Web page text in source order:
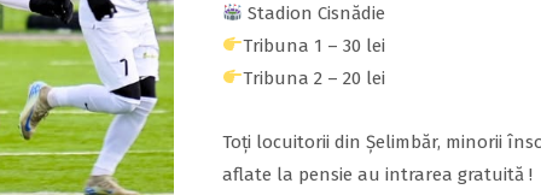
Stadion Cisnădie
Tribuna 1 – 30 lei
Tribuna 2 – 20 lei
Toți locuitorii din Șelimbăr, minorii
aflate la pensie au intrarea gratuită !